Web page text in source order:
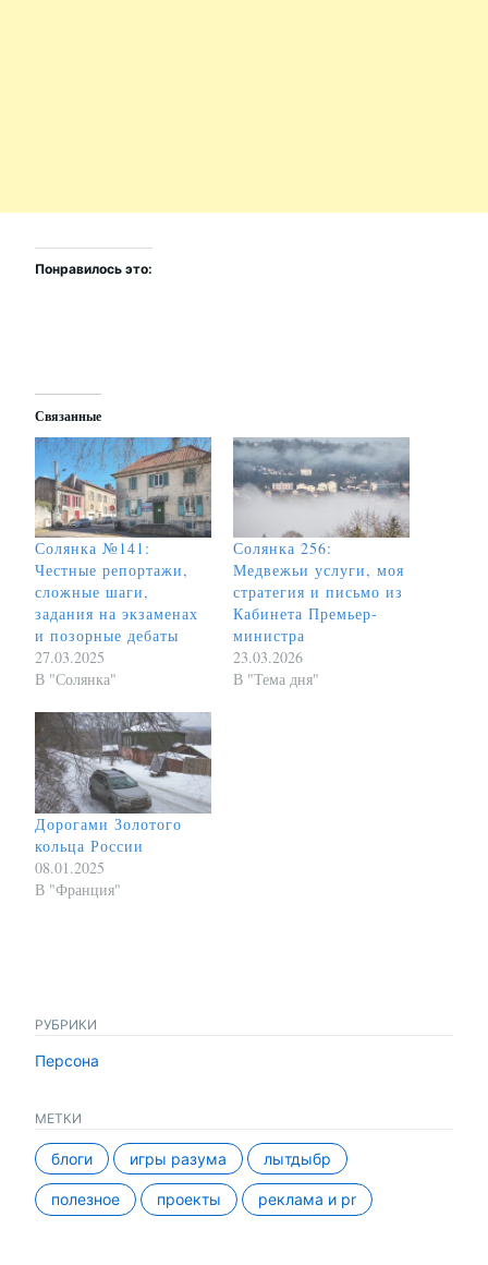
Понравилось это:
Связанные
Солянка №141:
Честные репортажи,
сложные шаги,
задания на экзаменах
и позорные дебаты
27.03.2025
В "Солянка"
Солянка 256:
Медвежьи услуги, моя
стратегия и письмо из
Кабинета Премьер-
министра
23.03.2026
В "Тема дня"
Дорогами Золотого
кольца России
08.01.2025
В "Франция"
РУБРИКИ
Персона
МЕТКИ
блоги игры разума лытдыбр
полезное проекты реклама и pr